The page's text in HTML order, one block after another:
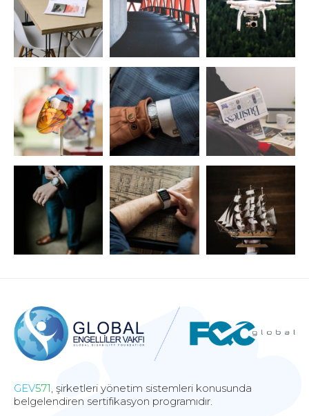
GEV571, şirketleri yönetim sistemleri konusunda
belgelendiren sertifikasyon programıdır.